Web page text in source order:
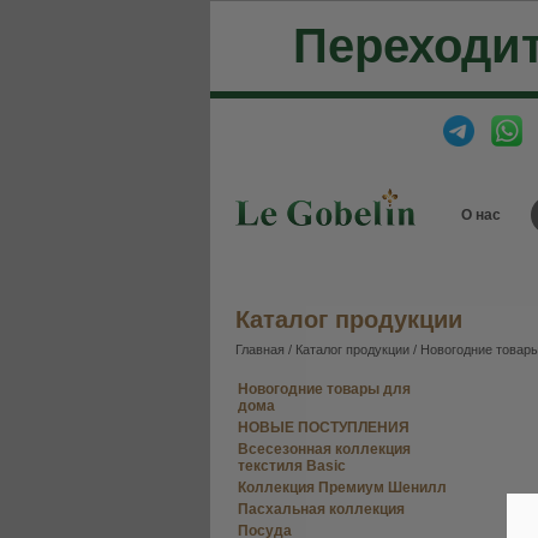
О нас
Каталог продукции
Главная / Каталог продукции/ Новогодние
Новогодние товары для
дома
НОВЫЕ ПОСТУПЛЕНИЯ
Всесезонная коллекция
текстиля Basic
Коллекция Премиум Шенилл
Пасхальная коллекция
Посуда